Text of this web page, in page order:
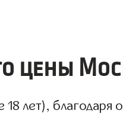
цены
лет), благодаря